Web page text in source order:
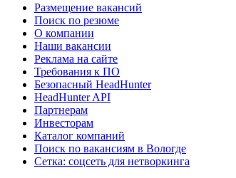
Размещение вакансий
Поиск по резюме
О компании
Наши вакансии
Реклама на сайте
Требования к ПО
Безопасный HeadHunter
HeadHunter API
Партнерам
Инвесторам
Каталог компаний
Поиск по вакансиям в Вологде
Сетка: соцсеть для нетворкинга